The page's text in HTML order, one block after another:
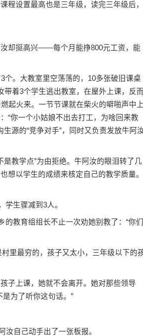
设置最高也是三年级，读完三年级后，
却挺高兴——每个月能挣800元工资，能
。大教室里空荡荡的，10多张破旧课桌
3个学生逃出教室，在屋外上课，反
起火来。一节节课就在柴火的噼啪声中
“你一个小姑娘不出去打工，为啥回来教
源的“竞争对手”，同时又负责发放牛阿
教学点”为由拒绝。牛阿汝的眼泪转了几
想以学生的成绩来核定自己的教学质量。
生骤减到3人。
教育组组长不止一次劝她别教了：“你们
里最穷的，孩子又太小，三年级以下的
上课，她就不会离开。她对那些领导
为了听你这句话。”
自己动手出了一张板报。